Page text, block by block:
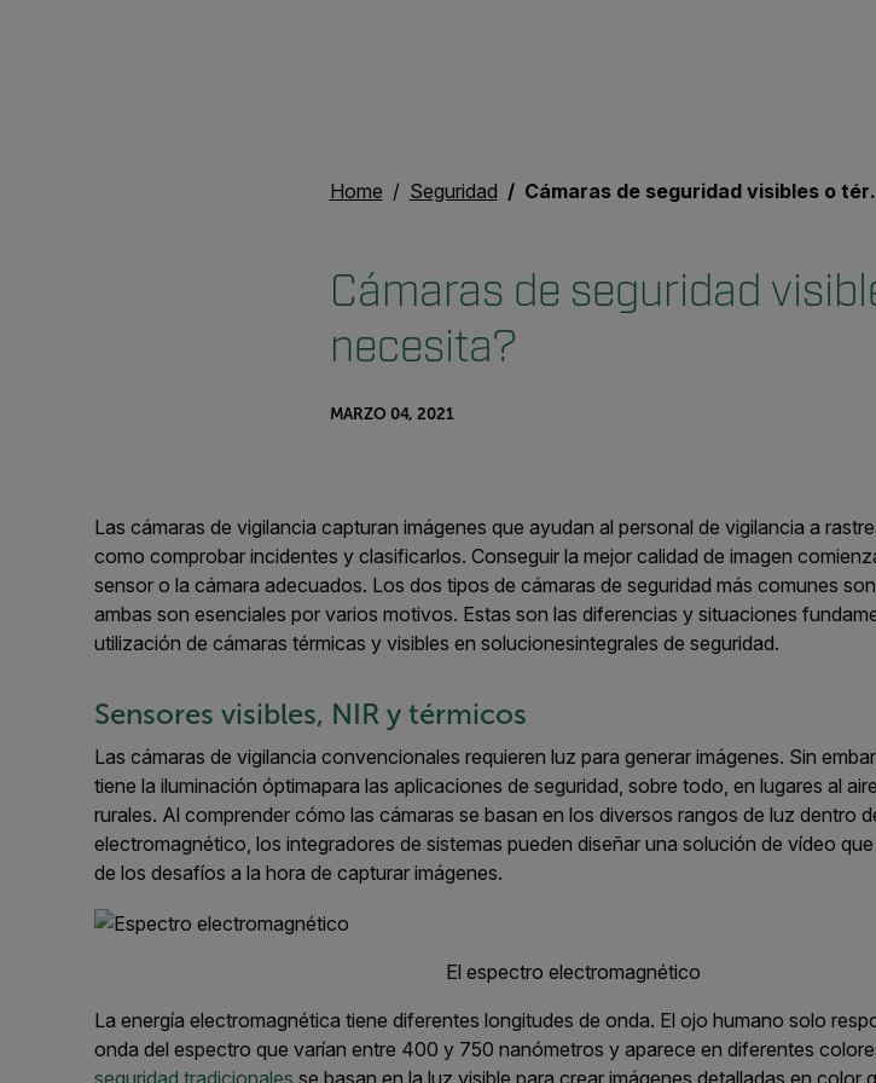
Home Seguridad Cámaras de seguridad visibles o térmicas: ¿cuál necesita?
Cámaras de seguridad
necesita?
MARZO 04, 2021
Las cámaras de vigilancia capturan imágenes que ayudan al personal de vigilancia a
como comprobar incidentes y clasificarlos. Conseguir la mejor calidad de imagen
sensor o la cámara adecuados. Los dos tipos de cámaras de seguridad más comunes
ambas son esenciales por varios motivos. Estas son las diferencias y situaciones
utilización de cámaras térmicas y visibles en solucionesintegrales de seguridad.
Sensores visibles, NIR y térmicos
Las cámaras de vigilancia convencionales requieren luz para generar imágenes. Sin
tiene la iluminación óptimapara las aplicaciones de seguridad, sobre todo, en lugares al
rurales. Al comprender cómo las cámaras se basan en los diversos rangos de luz dentro
electromagnético, los integradores de sistemas pueden diseñar una solución de vídeo
de los desafíos a la hora de capturar imágenes.
El espectro electromagnético
La energía electromagnética tiene diferentes longitudes de onda. El ojo humano solo
onda del espectro que varían entre 400 y 750 nanómetros y aparece en diferentes
seguridad tradicionales se basan en la luz visible para crear imágenes detalladas en color